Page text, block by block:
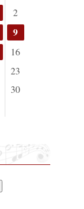
2
9
16
23
30